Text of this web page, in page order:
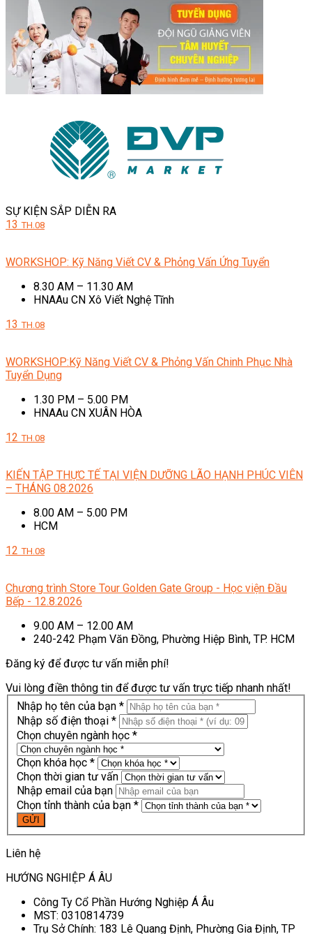
SỰ KIỆN SẮP DIỄN RA
13 TH.08
WORKSHOP: Kỹ Năng Viết CV & Phỏng Vấn Ứng Tuyển
8.30 AM – 11.30 AM
HNAAu CN Xô Viết Nghệ Tĩnh
13 TH.08
WORKSHOP:Kỹ Năng Viết CV & Phỏng Vấn Chinh Phục Nhà
Tuyển Dụng
1.30 PM – 5.00 PM
HNAAu CN XUÂN HÒA
12 TH.08
KIẾN TẬP THỰC TẾ TẠI VIỆN DƯỠNG LÃO HẠNH PHÚC VIÊN
– THÁNG 08.2026
8.00 AM – 5.00 PM
HCM
12 TH.08
Chương trình Store Tour Golden Gate Group - Học viện Đầu
Bếp - 12.8.2026
9.00 AM – 12.00 AM
240-242 Phạm Văn Đồng, Phường Hiệp Bình, TP. HCM
Đăng ký để được tư vấn miễn phí!
Vui lòng điền thông tin để được tư vấn trực tiếp nhanh nhất!
Nhập họ tên của bạn *
Nhập số điện thoại *
Chọn chuyên ngành học *
Chọn khóa học *
Chọn thời gian tư vấn
Nhập email của bạn
Chọn tỉnh thành của bạn *
Liên hệ
HƯỚNG NGHIỆP Á ÂU
Công Ty Cổ Phần Hướng Nghiệp Á Âu
MST: 0310814739
Trụ Sở Chính: 183 Lê Quang Định, Phường Gia Định, TP